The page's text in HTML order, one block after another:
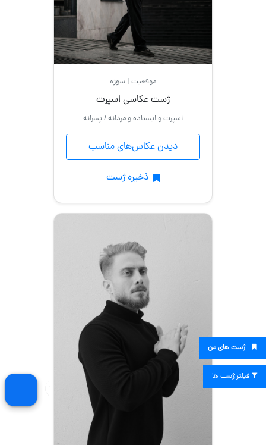
ژست های من
موقعیت | سوژه
ژست عکاسی اسپرت
اسپرت و ایستاده و مردانه / پسرانه
دیدن عکاس‌های مناسب
ذخیره ژست